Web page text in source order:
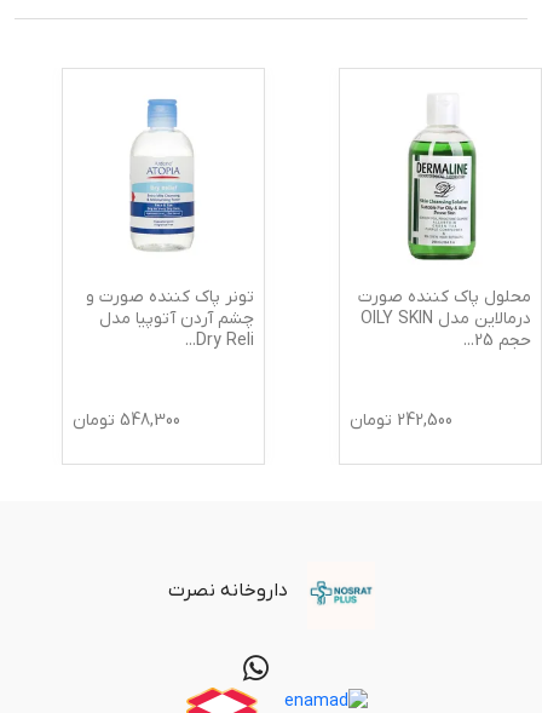
محلول پاک کننده صورت
درمالاین مدل OILY SKIN
حجم 25
...
242,500 تومان
تونر پاک کننده صورت و
چشم آردن آتوپیا مدل
Dry Reli
...
548,300 تومان
داروخانه نصرت